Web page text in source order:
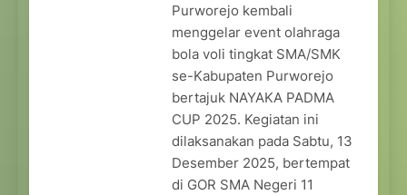
Purworejo kembali
menggelar event olahraga
bola voli tingkat SMA/SMK
se-Kabupaten Purworejo
bertajuk NAYAKA PADMA
CUP 2025. Kegiatan ini
dilaksanakan pada Sabtu, 13
Desember 2025, bertempat
di GOR SMA Negeri 11